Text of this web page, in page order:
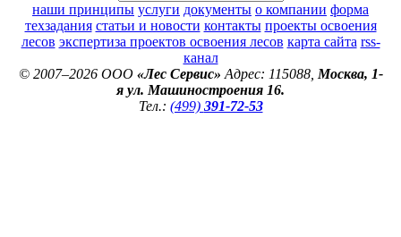
наши принципы услуги документы о компании форма
техзадания статьи и новости контакты проекты освоения
лесов экспертиза проектов освоения лесов карта сайта rss-
канал
© 2007–2026 ООО «Лес Сервис» Адрес: 115088, Москва, 1-
я ул. Машиностроения 16.
Тел.: (499) 391-72-53